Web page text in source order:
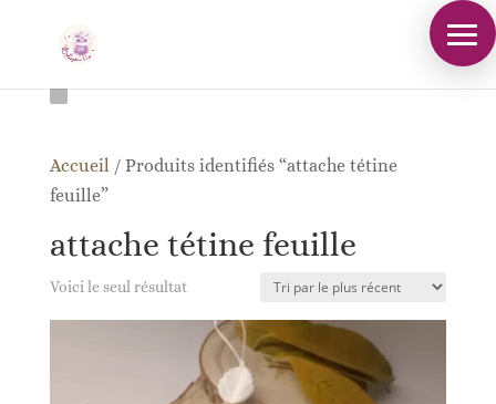
Accueil / Produits identifiés “attache tétine
feuille”
attache tétine feuille
Voici le seul résultat